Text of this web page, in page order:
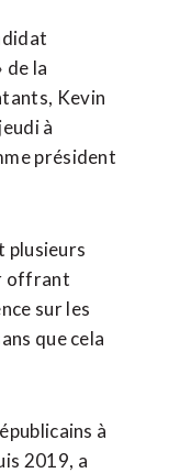
de la
Kevin
à
président
plusieurs
offrant
sur les
que cela
à
2019, a